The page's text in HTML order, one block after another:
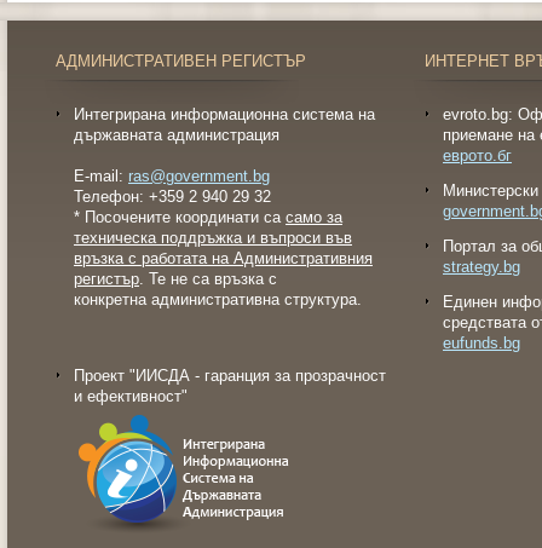
АДМИНИСТРАТИВЕН РЕГИСТЪР
Интегрирана информационна система на
държавната администрация
E-mail: ras@government.bg
Телефон: +359 2 940 29 32
* Посочените координати са само за
техническа поддръжка и въпроси във
връзка с работата на Административния
регистър. Те не са връзка с
конкретна административна структура.
Проект "ИИСДА - гаранция за прозрачност
и ефективност"
ИНТЕРНЕТ
evroto.bg:
приемане на
еврото.бг
Портал за
strategy.bg
Eдинен
средствата
eufunds.bg